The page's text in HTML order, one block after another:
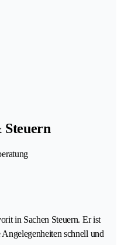
Steuern
in Sachen Steuern. Er ist
schnell und